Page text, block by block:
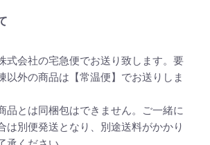
式会社の宅急便でお送り致します。要
以外の商品は【常温便】でお送りしま
品とは同梱包はできません。ご一緒に
は別便発送となり、別途送料がかかり